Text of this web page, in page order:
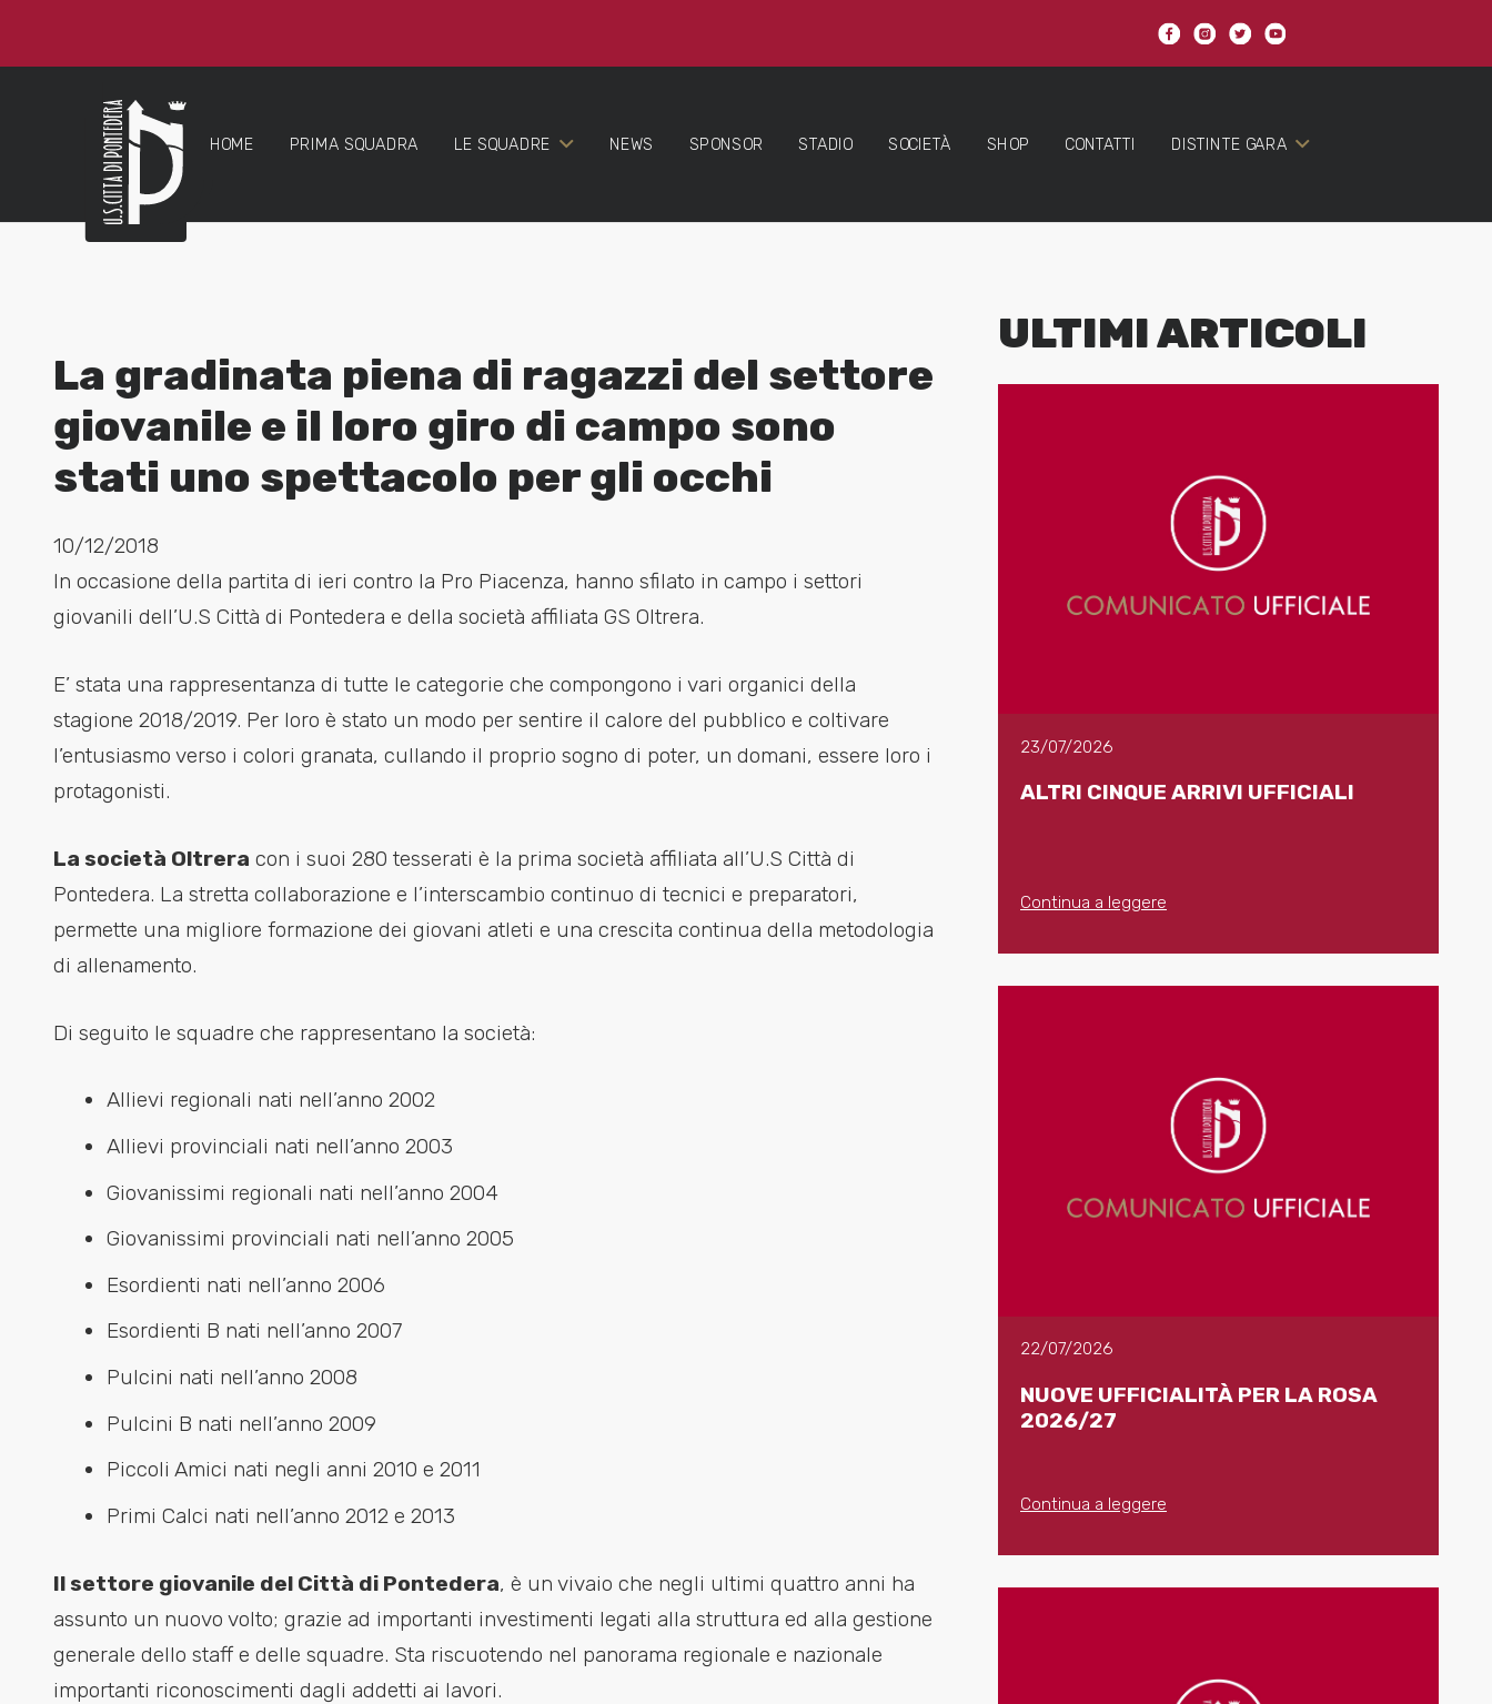
HOME PRIMA SQUADRA LE SQUADRE NEWS SPONSOR STADIO SOCIETÀ SHOP CONTATTI DISTINTE GARA
La gradinata piena di ragazzi del settore
giovanile e il loro giro di campo sono
stati uno spettacolo per gli occhi
10/12/2018
In occasione della partita di ieri contro la Pro Piacenza, hanno sfilato in campo i settori
giovanili dell’U.S Città di Pontedera e della società affiliata GS Oltrera.
E’ stata una rappresentanza di tutte le categorie che compongono i vari organici della
stagione 2018/2019. Per loro è stato un modo per sentire il calore del pubblico e coltivare
l’entusiasmo verso i colori granata, cullando il proprio sogno di poter, un domani, essere loro i
protagonisti.
La società Oltrera con i suoi 280 tesserati è la prima società affiliata all’U.S Città di
Pontedera. La stretta collaborazione e l’interscambio continuo di tecnici e preparatori,
permette una migliore formazione dei giovani atleti e una crescita continua della metodologia
di allenamento.
Di seguito le squadre che rappresentano la società:
Allievi regionali nati nell’anno 2002
Allievi provinciali nati nell’anno 2003
Giovanissimi regionali nati nell’anno 2004
Giovanissimi provinciali nati nell’anno 2005
Esordienti nati nell’anno 2006
Esordienti B nati nell’anno 2007
Pulcini nati nell’anno 2008
Pulcini B nati nell’anno 2009
Piccoli Amici nati negli anni 2010 e 2011
Primi Calci nati nell’anno 2012 e 2013
Il settore giovanile del Città di Pontedera, è un vivaio che negli ultimi quattro anni ha
assunto un nuovo volto; grazie ad importanti investimenti legati alla struttura ed alla gestione
generale dello staff e delle squadre. Sta riscuotendo nel panorama regionale e nazionale
importanti riconoscimenti dagli addetti ai lavori.
ULTIMI ARTICOLI
23/07/2026
ALTRI CINQUE ARRIVI UFFICIALI
Continua a leggere
22/07/2026
NUOVE UFFICIALITÀ PER LA ROSA
2026/27
Continua a leggere